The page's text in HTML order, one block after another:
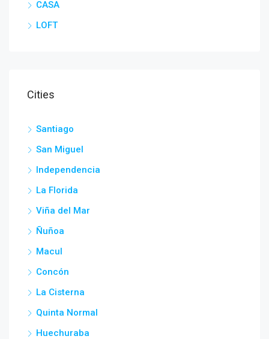
CASA
LOFT
Cities
Santiago
San Miguel
Independencia
La Florida
Viña del Mar
Ñuñoa
Macul
Concón
La Cisterna
Quinta Normal
Huechuraba